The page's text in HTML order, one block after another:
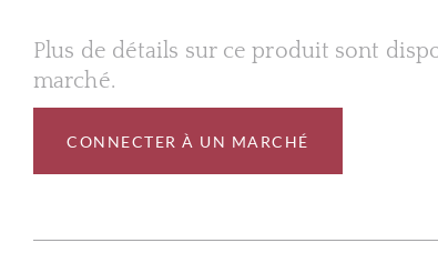
Plus de détails sur ce produit sont
marché.
CONNECTER À UN MARCHÉ